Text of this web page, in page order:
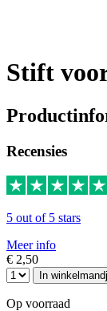
Stift
Recensies
5 out of 5 stars
Meer info
€ 2,50
In
Op voorraad